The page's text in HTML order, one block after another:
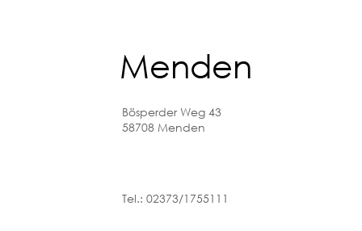
Menden
Bösperder Weg 43
58708 Menden
Tel.: 02373/1755111